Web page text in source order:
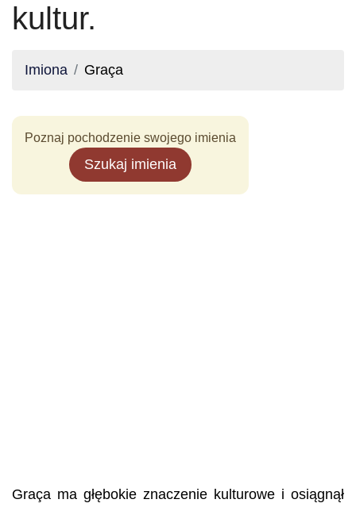
kultur.
Imiona Graça
Poznaj pochodzenie swojego imienia
Szukaj imienia
Graça ma głębokie znaczenie kulturowe i osiągnął